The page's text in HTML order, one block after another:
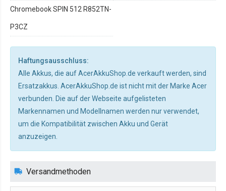
Chromebook SPIN 512 R852TN-
P3CZ
Haftungsausschluss:
Alle Akkus, die auf AcerAkkuShop.de verkauft werden, sind
Ersatzakkus. AcerAkkuShop.de ist nicht mit der Marke Acer
verbunden. Die auf der Webseite aufgelisteten
Markennamen und Modellnamen werden nur verwendet,
um die Kompatibilität zwischen Akku und Gerät
anzuzeigen.
Versandmethoden